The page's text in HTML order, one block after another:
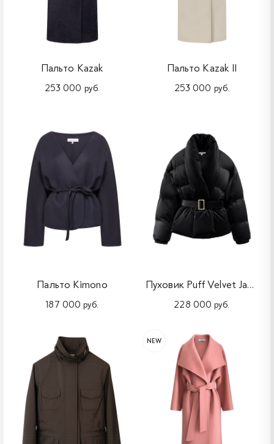
Пальто Kazak
253 000 руб.
Пальто Kazak II
253 000 руб.
Пальто Kimono
187 000 руб.
Пуховик Puff Velvet Jacket
228 000 руб.
NEW